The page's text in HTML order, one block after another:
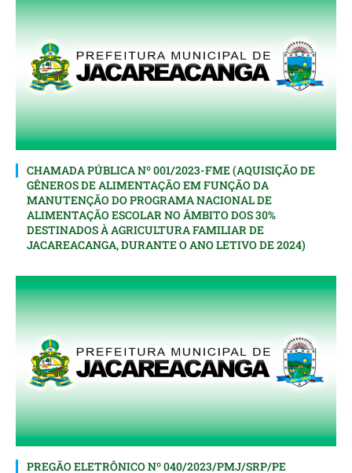
CHAMADA PÚBLICA Nº 001/2023-FME (AQUISIÇÃO DE
GÊNEROS DE ALIMENTAÇÃO EM FUNÇÃO DA
MANUTENÇÃO DO PROGRAMA NACIONAL DE
ALIMENTAÇÃO ESCOLAR NO ÂMBITO DOS 30%
DESTINADOS À AGRICULTURA FAMILIAR DE
JACAREACANGA, DURANTE O ANO LETIVO DE 2024)
PREGÃO ELETRÔNICO Nº 040/2023/PMJ/SRP/PE